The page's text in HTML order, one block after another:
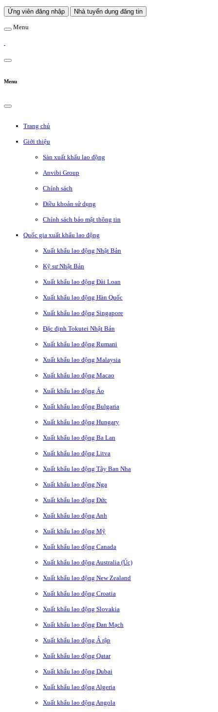
Ứng viên đăng nhập Nhà tuyển dụng đăng tin
Menu
Menu
Trang chủ
Giới thiệu
Sàn xuất khẩu lao động
Anvibi Group
Chính sách
Điều khoản sử dụng
Chính sách bảo mật thông tin
Quốc gia xuất khẩu lao động
Xuất khẩu lao động Nhật Bản
Kỹ sư Nhật Bản
Xuất khẩu lao động Đài Loan
Xuất khẩu lao động Hàn Quốc
Xuất khẩu lao động Singapore
Đặc định Tokutei Nhật Bản
Xuất khẩu lao động Rumani
Xuất khẩu lao động Malaysia
Xuất khẩu lao động Macao
Xuất khẩu lao động Áo
Xuất khẩu lao động Bulgaria
Xuất khẩu lao động Hungary
Xuất khẩu lao động Ba Lan
Xuất khẩu lao động Litva
Xuất khẩu lao động Tây Ban Nha
Xuất khẩu lao động Nga
Xuất khẩu lao động Đức
Xuất khẩu lao động Anh
Xuất khẩu lao động Mỹ
Xuất khẩu lao động Canada
Xuất khẩu lao động Australia (Úc)
Xuất khẩu lao động New Zealand
Xuất khẩu lao động Croatia
Xuất khẩu lao động Slovakia
Xuất khẩu lao động Đan Mạch
Xuất khẩu lao động Ả rập
Xuất khẩu lao động Qatar
Xuất khẩu lao động Dubai
Xuất khẩu lao động Algeria
Xuất khẩu lao động Angola